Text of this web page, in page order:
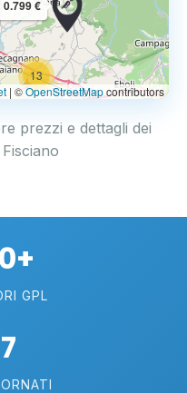
13
0.799 €
| ©OpenStreetMapcontributors
prezzi e dettagli dei
GPL